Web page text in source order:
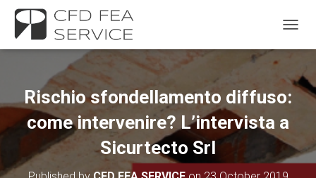
Rischio sfondellamento diffuso:
come intervenire? L’intervista a
Sicurtecto Srl